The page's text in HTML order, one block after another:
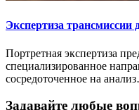
Экспертиза трансмиссии
Портретная экспертиза
специализированное
сосредоточенное на
Задавайте любые